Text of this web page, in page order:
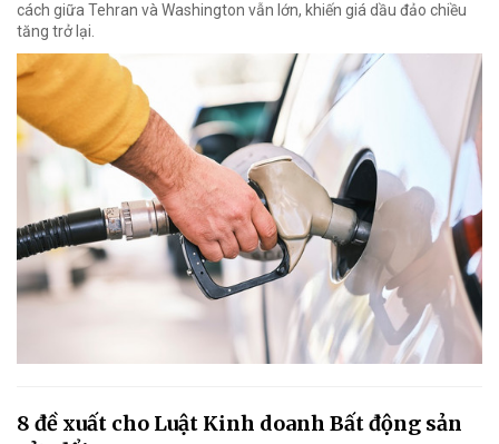
cách giữa Tehran và Washington vẫn lớn, khiến giá dầu đảo chiều
tăng trở lại.
8 đề xuất cho Luật Kinh doanh Bất động sản